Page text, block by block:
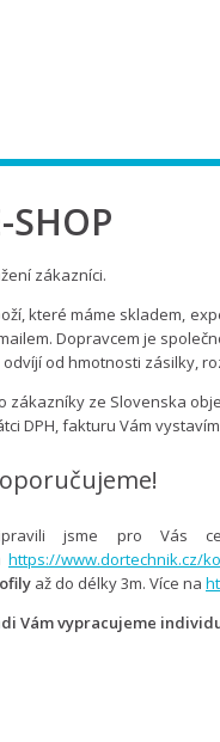
SHOP
zákazníci.
které máme skladem,
Dopravcem je
odvíjí od hmotnosti zásilky,
zákazníky ze Slovenska
DPH, fakturu Vám
jsme pro Vás
https://www.dortechnik.cz/
až do délky 3m. Více na
Vám vypracujeme